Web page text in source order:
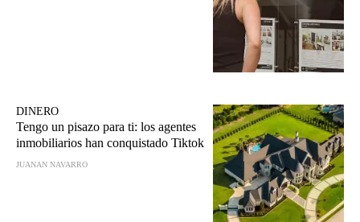
DINERO
Tengo un pisazo para ti: los agentes
inmobiliarios han conquistado Tiktok
JUANAN NAVARRO